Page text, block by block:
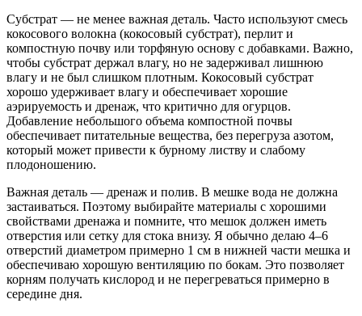
Субстрат — не менее важная деталь. Часто используют смесь
кокосового волокна (кокосовый субстрат), перлит и
компостную почву или торфяную основу с добавками. Важно,
чтобы субстрат держал влагу, но не задерживал лишнюю
влагу и не был слишком плотным. Кокосовый субстрат
хорошо удерживает влагу и обеспечивает хорошие
аэрируемость и дренаж, что критично для огурцов.
Добавление небольшого объема компостной почвы
обеспечивает питательные вещества, без перегруза азотом,
который может привести к бурному листву и слабому
плодоношению.
Важная деталь — дренаж и полив. В мешке вода не должна
застаиваться. Поэтому выбирайте материалы с хорошими
свойствами дренажа и помните, что мешок должен иметь
отверстия или сетку для стока внизу. Я обычно делаю 4–6
отверстий диаметром примерно 1 см в нижней части мешка и
обеспечиваю хорошую вентиляцию по бокам. Это позволяет
корням получать кислород и не перегреваться примерно в
середине дня.